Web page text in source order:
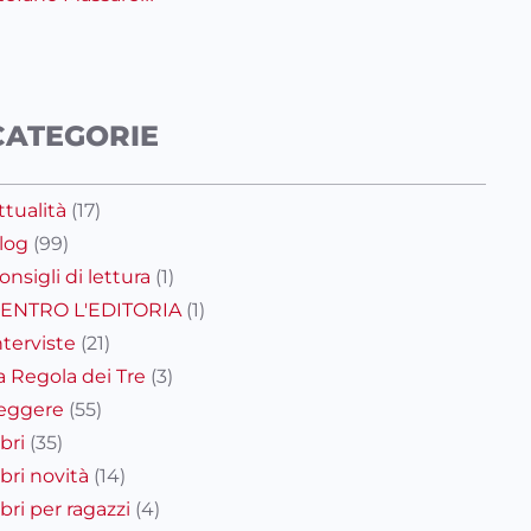
(17)
(99)
di lettura (1)
L'EDITORIA (1)
(21)
Regola dei Tre (3)
(55)
(35)
novità (14)
per ragazzi (4)